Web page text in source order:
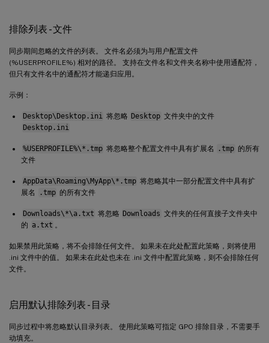
排除列表 - 文件
同步期间忽略的文件的列表。 文件名必须为与用户配置文件
(%USERPROFILE%) 相对的路径。 支持在文件名和文件夹名称中使用通配符，
但只有文件名中的通配符才能递归应用。
示例：
Desktop\Desktop.ini 将忽略 Desktop 文件夹中的文件
Desktop.ini
%USERPROFILE%\*.tmp 将忽略整个配置文件中具有扩展名 .tmp 的所有
文件
AppData\Roaming\MyApp\*.tmp 将忽略其中一部分配置文件中具有扩
展名
.tmp 的所有文件
Downloads\*\a.txt 将忽略 Downloads 文件夹的任何直接子文件夹中
的 a.txt 。
如果禁用此策略，将不会排除任何文件。 如果未在此处配置此策略，则将使用
.ini 文件中的值。 如果未在此处也未在 .ini 文件中配置此策略，则不会排除任何
文件。
启用默认排除列表 - 目录
同步过程中将忽略默认目录列表。 使用此策略可指定 GPO 排除目录，不需要手
动填充。